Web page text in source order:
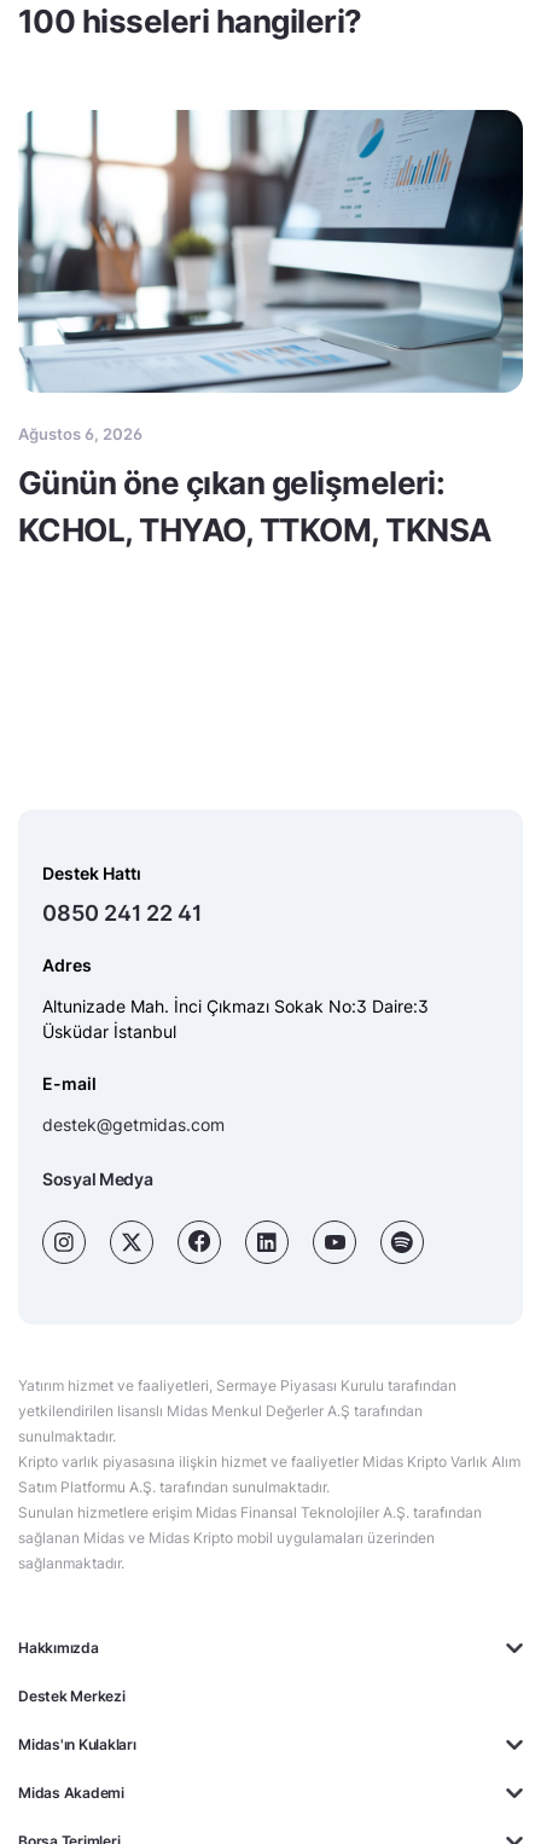
100 hisseleri hangileri?
Ağustos 6, 2026
Günün öne çıkan gelişmeleri:
KCHOL, THYAO, TTKOM, TKNSA
Hakkımızda
Destek Merkezi
Midas'ın Kulakları
Midas Akademi
Destek Hattı
0850 241 22 41
Adres
Altunizade Mah. İnci Çıkmazı Sokak No:3 Daire:3
Üsküdar İstanbul
E-mail
destek@getmidas.com
Sosyal Medya
Yatırım hizmet ve faaliyetleri, Sermaye Piyasası Kurulu tarafından
yetkilendirilen lisanslı Midas Menkul Değerler A.Ş tarafından
sunulmaktadır.
Kripto varlık piyasasına ilişkin hizmet ve faaliyetler Midas Kripto Varlık Alım
Satım Platformu A.Ş. tarafından sunulmaktadır.
Sunulan hizmetlere erişim Midas Finansal Teknolojiler A.Ş. tarafından
sağlanan Midas ve Midas Kripto mobil uygulamaları üzerinden
sağlanmaktadır.